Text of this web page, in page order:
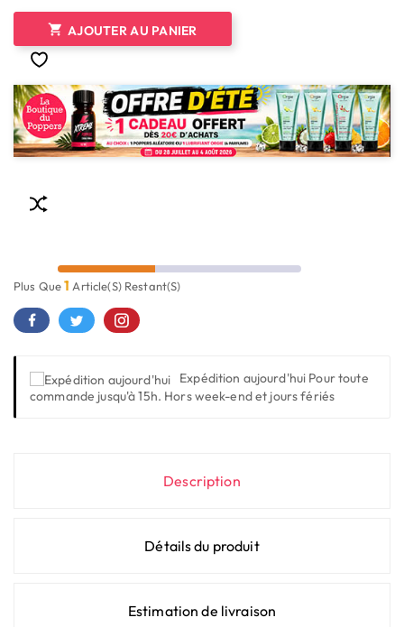
 AJOUTER AU PANIER
Plus Que1 Article(s) Restant(s)
Expédition aujourd'hui Pour toute
commande jusqu'à 15h. Hors week-end et jours fériés
Description
Détails du produit
Estimation de livraison